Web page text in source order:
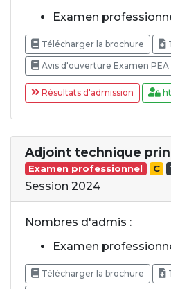
Examen
Télécharger la brochure
Avis d'ouverture Examen
Résultats d'admission
Adjoint technique
Examen professionnel C
Session 2024
Nombres d'admis :
Examen
Télécharger la brochure